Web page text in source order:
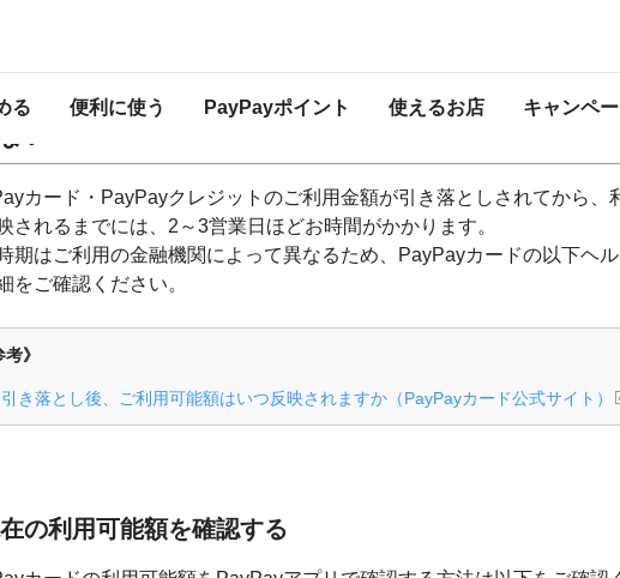
る 便利に使う PayPayポイント 使えるお店 キャンペ
カード・PayPayクレジットのご利用可能
カード・PayPayクレジットのご利用金額が引き落としされてから、
されるまでには、2～3営業日ほどお時間がかかります。
期はご利用の金融機関によって異なるため、PayPayカードの以下ヘ
をご確認ください。
考》
引き落とし後、ご利用可能額はいつ反映されますか（PayPayカード公式サイト）
の利用可能額を確認する